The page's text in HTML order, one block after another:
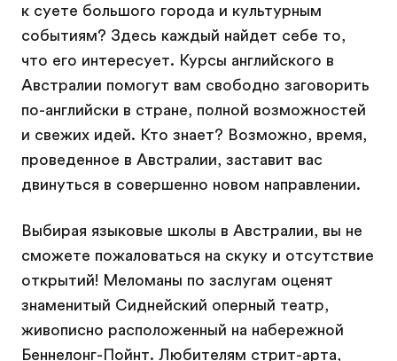
к суете большого города и культурным
событиям? Здесь каждый найдет себе то,
что его интересует. Курсы английского в
Австралии помогут вам свободно заговорить
по-английски в стране, полной возможностей
и свежих идей. Кто знает? Возможно, время,
проведенное в Австралии, заставит вас
двинуться в совершенно новом направлении.
Выбирая языковые школы в Австралии, вы не
сможете пожаловаться на скуку и отсутствие
открытий! Меломаны по заслугам оценят
знаменитый Сиднейский оперный театр,
живописно расположенный на набережной
Беннелонг-Пойнт. Любителям стрит-арта,